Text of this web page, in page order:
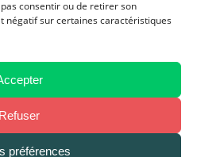
consentir ou de retirer son
négatif sur certaines caractéristiques
Refuser
préférences